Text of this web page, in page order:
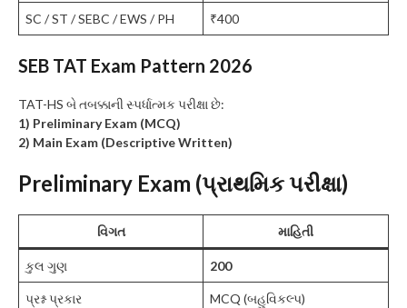
SC / ST / SEBC / EWS / PH ₹400
SEB TAT Exam Pattern 2026
TAT-HS બે તબક્કાની સ્પર્ધાત્મક પરીક્ષા છે:
1) Preliminary Exam (MCQ)
2) Main Exam (Descriptive Written)
Preliminary Exam (પ્રાથમિક પરીક્ષા)
વિગત માહિતી
કુલ ગુણ 200
પ્રશ્ન પ્રકાર MCQ (બહુવિકલ્પ)